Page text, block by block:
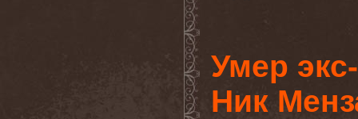
Умер
Ник